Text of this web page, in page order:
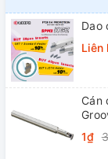
Dao
Liên
Cán
1₫